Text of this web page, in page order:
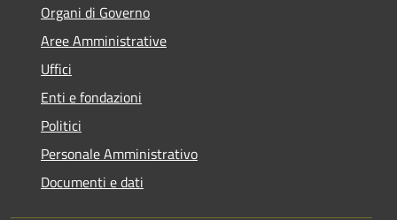
Organi di Governo
Aree Amministrative
Uffici
Enti e fondazioni
Politici
Personale Amministrativo
Documenti e dati